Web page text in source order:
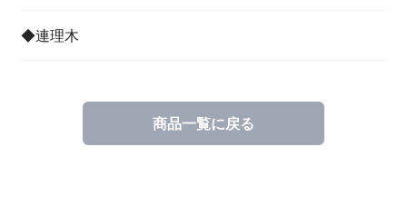
◆連理木
商品一覧に戻る